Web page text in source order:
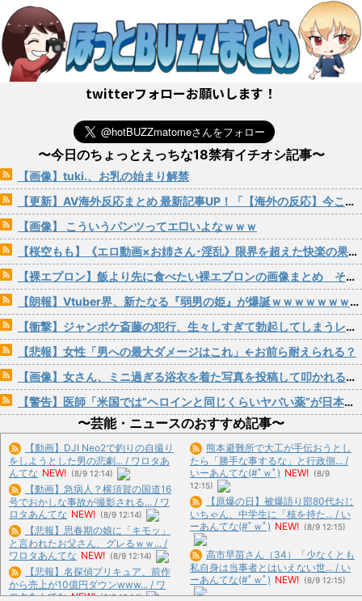
twitterフォローお願いします！
〜今日のちょっとえっちな18禁有イチオシ記事〜
【画像】tuki.、お乳の始まり解禁
【更新】AV海外反応まとめ 最新記事UP！「【海外の反応】今この子に夢中になってるやつ他にいる？俺だけじゃないはず」など2本！
【画像】 こういうパンツってエ□いよなｗｗｗ
【桜空もも】《エロ動画×お姉さん･淫乱》限界を超えた快楽の果てに訪れた常識を覆す奇跡のトランス絶頂FUCK
【裸エプロン】飯より先に食べたい裸エプロンの画像まとめ その14【二次画像】
【朗報】Vtuber界、新たなる『弱男の姫』が爆誕ｗｗｗｗｗｗｗｗｗｗｗ
【衝撃】ジャンポケ斎藤の犯行、生々しすぎて勃起してしまうレベルｗｗｗｗｗ
【悲報】女性「男への最大ダメージはこれ」←お前ら耐えられる？
【画像】女さん、ミニ過ぎる浴衣を着た写真を投稿して叩かれるｗｗｗｗ
【警告】医師「米国では”ヘロインと同じくらいヤバい薬”が日本では平気で処方されてる」
〜芸能・ニュースのおすすめ記事〜
【動画】DJI Neo2で釣りの自撮り
をしようとした男の悲劇... / ワロタあ
んてな NEW! (8/9 12:14)
【動画】急病人？横須賀の国道16
号でおかしな事故が撮影される... / ワ
ロタあんてな NEW! (8/9 12:14)
【悲報】思春期の娘に「キモッ」
と言われたお父さん、グレるｗｗ... /
ワロタあんてな NEW! (8/9 12:14)
【悲報】名探偵プリキュア、前作
から売上が10億円ダウンwww... / ワ
ロタあんてな NEW! (8/9 12:14)
熊本避難所で大工が手伝おうとし
たら「勝手な事するな」と行政側... /
いーあんてな(#ﾟｗﾟ) NEW! (8/9
12:15)
【原爆の日】被爆語り部80代おじ
いちゃん、中学生に「核を持た... / い
ーあんてな(#ﾟｗﾟ) NEW! (8/9 12:15)
高市早苗さん（34）「少なくとも
私自身は当事者とはいえない世... / い
ーあんてな(#ﾟｗﾟ) NEW! (8/9 12:15)